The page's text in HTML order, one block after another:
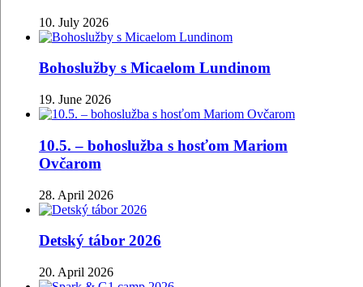
10. July 2026
Bohoslužby s Micaelom Lundinom
19. June 2026
10.5. – bohoslužba s hosťom Mariom
Ovčarom
28. April 2026
Detský tábor 2026
20. April 2026